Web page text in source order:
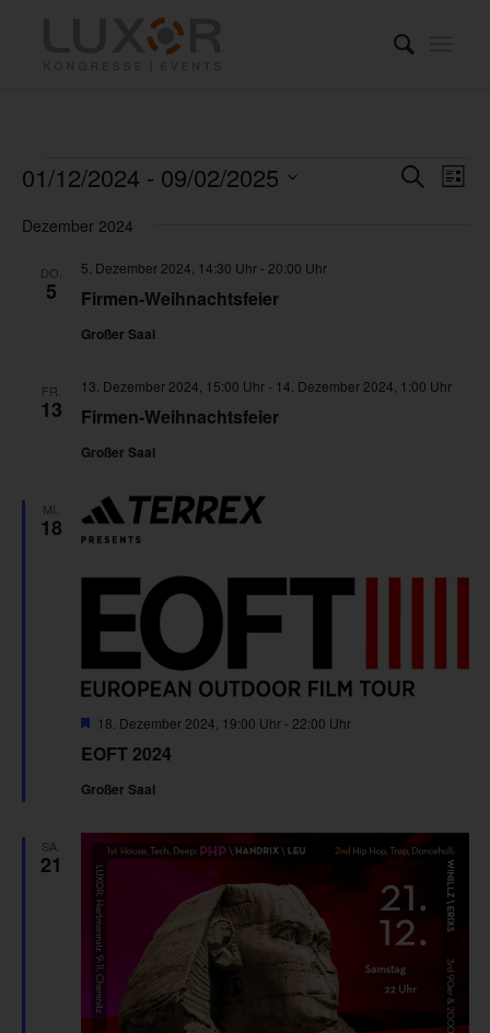
Veranstaltungen SucheListe
01/12/2024 - 09/02/2025
wählen.
Dezember 2024
DO.
5 Firmen-Weihnachtsfeier
5. Dezember 2024, 14:30 Uhr- 20:00 Uhr
Großer Saal
FR.
13 Firmen-Weihnachtsfeier
13. Dezember 2024, 15:00 Uhr- 14. Dezember 2024, 1:00 Uhr
Großer Saal
MI.
18
EOFT 2024
Hervorgehoben
18. Dezember 2024, 19:00 Uhr- 22:00 Uhr
Großer Saal
SA.
21